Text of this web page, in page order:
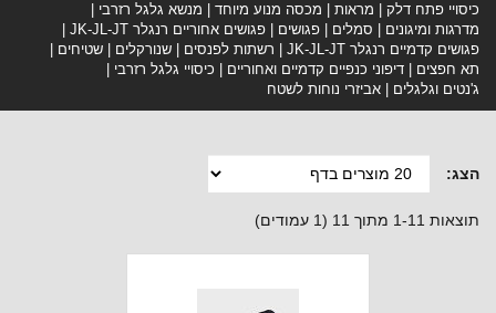
כיסויי פתח דלק
מראות מכסה מנוע מיוחד
מנשא גלגל רזרבי
מדרגות ומיגונים
סמלים פגושים
פגושים אחוריים רנגלר JK-JL-JT
פגושים קדמיים רנגלר JK-JL-JT
רשתות לפנסים שנורקלים
שטיחים
תא חפצים
דיפוני כנפיים קדמיים ואחוריים
כיסויי גלגל רזרבי
ג'נטים וגלגלים
אביזרי נוחות לשטח
הצג:
תוצאות 1-11 מתוך 11 (1 עמודים)